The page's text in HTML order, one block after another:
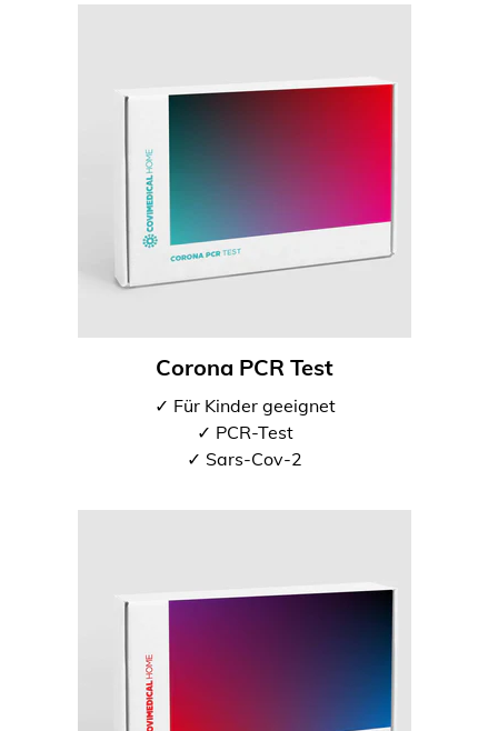
Corona PCR Test
✓ Für Kinder geeignet
✓ PCR-Test
✓ Sars-Cov-2